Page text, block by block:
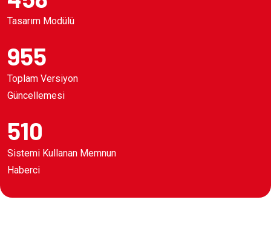
Tasarım Modülü
955
Toplam Versiyon
Güncellemesi
510
Sistemi Kullanan Memnun
Haberci